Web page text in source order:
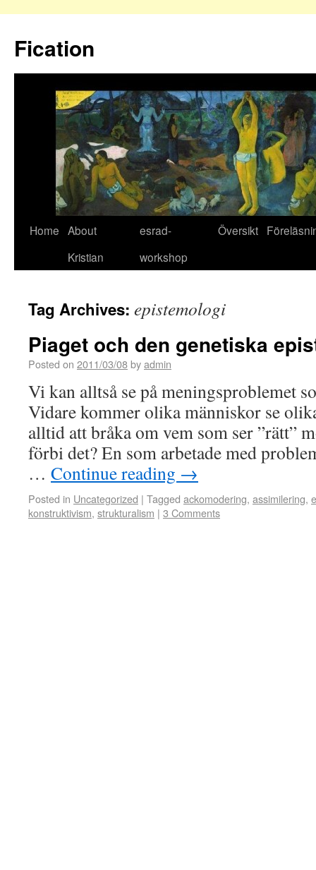
Fication
Home About
Kristian
esrad-
workshop
Översikt
Tag Archives: epistemologi
Piaget och den genetiska
Posted on 2011/03/08byadmin
Vi kan alltså se på meningsproblemet
Vidare kommer olika människor se
alltid att bråka om vem som ser ”rätt”
förbi det? En som arbetade med
… Continue reading →
Posted in Uncategorized | Tagged ackomodering, assimilering,
konstruktivism, strukturalism | 3 Comments